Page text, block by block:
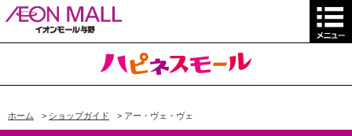
ホーム > ショップガイド > アー・ヴェ・ヴェ